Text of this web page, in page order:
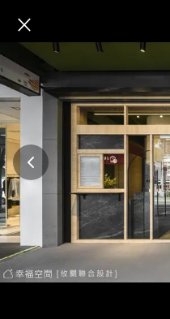
恆八味屋 林
×